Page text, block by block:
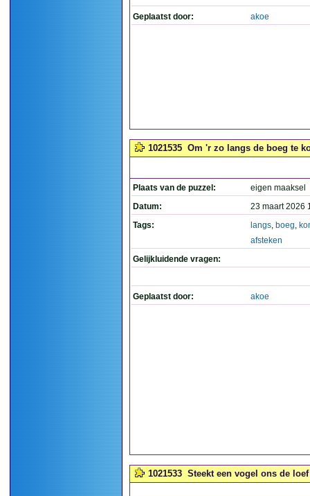
Geplaatst door: akoe
1021535 Om 'r zo langs de boeg te
Plaats van de puzzel:
eigen maaksel
Datum:
23 maart 2026
Tags:
langs, boeg,
afsteken
Gelijkluidende vragen:
Geplaatst door: akoe
1021533 Steekt een vogel ons de loef